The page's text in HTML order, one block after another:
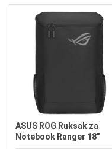
ASUS ROG Ruksak za
Notebook Ranger 18"